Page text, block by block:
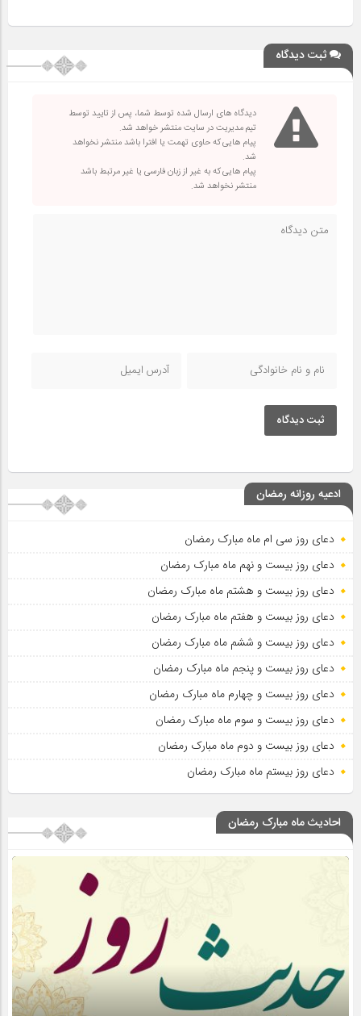
ثبت دیدگاه
دیدگاه های ارسال شده توسط شما، پس از تایید توسط
تیم مدیریت در سایت منتشر خواهد شد.
پیام هایی که حاوی تهمت یا افترا باشد منتشر نخواهد
شد.
پیام هایی که به غیر از زبان فارسی یا غیر مرتبط باشد
منتشر نخواهد شد.
ثبت دیدگاه
ادعیه روزانه رمضان
دعای روز سی ام ماه مبارک رمضان
دعای روز بیست و نهم ماه مبارک رمضان
دعای روز بیست و هشتم ماه مبارک رمضان
دعای روز بیست و هفتم ماه مبارک رمضان
دعای روز بیست و ششم ماه مبارک رمضان
دعای روز بیست و پنجم ماه مبارک رمضان
دعای روز بیست و چهارم ماه مبارک رمضان
دعای روز بیست و سوم ماه مبارک رمضان
دعای روز بیست و دوم ماه مبارک رمضان
دعای روز بیستم ماه مبارک رمضان
احادیث ماه مبارک رمضان